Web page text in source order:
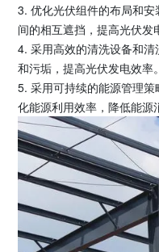
3. 优化光伏组件的布局和
间的相互遮挡，提高光伏发
4. 采用高效的清洗设备和
和污垢，提高光伏发电效率。
5. 采用可持续的能源管理
化能源利用效率，降低能源